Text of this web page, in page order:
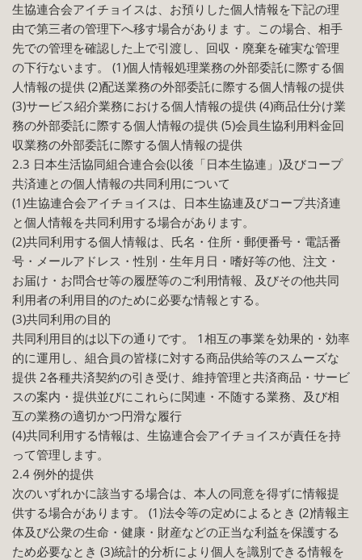
生協連合会アイチョイスは、お預りした個人情報を下記の理
由で第三者の管理下へ移す場合がありま す。この場合、相手
先での管理を確認した上で引渡し、回収・廃棄を確実な管理
の下行ないます。 (1)個人情報処理業務の外部委託に際する個
人情報の提供 (2)配送業務の外部委託に際する個人情報の提供
(3)サービス紹介業務における個人情報の提供 (4)商品仕分け業
務の外部委託に際する個人情報の提供 (5)会員生協利用料金回
収業務の外部委託に際する個人情報の提供
2.3 日本生活協同組合連合会(以後「日本生協連」)及びコープ
共済連との個人情報の共同利用について
(1)生協連合会アイチョイスは、日本生協連及びコープ共済連
と個人情報を共同利用する場合があります。
(2)共同利用する個人情報は、氏名・住所・郵便番号・電話番
号・メールアドレス・性別・生年月日・嗜好等の他、注文・
お届け・お問合せ等の履歴等のご利用情報、及びその他共同
利用者の利用目的のために必要な情報とする。
(3)共同利用の目的
共同利用目的は以下の通りです。 1相互の事業を効果的・効率
的に運用し、組合員の皆様に対する商品供給等のスムーズな
提供 2各種共済契約の引き受け、維持管理と共済商品・サービ
スの案内・提供並びにこれらに関連・不随する業務、及び相
互の業務の適切かつ円滑な履行
(4)共同利用する情報は、生協連合会アイチョイスが責任を持
って管理します。
2.4 例外的提供
次のいずれかに該当する場合は、本人の同意を得ずに情報提
供する場合があります。 (1)法令等の定めによるとき (2)情報主
体及び公衆の生命・健康・財産などの正当な利益を保護する
ため必要なとき (3)統計的分析により個人を識別できる情報を